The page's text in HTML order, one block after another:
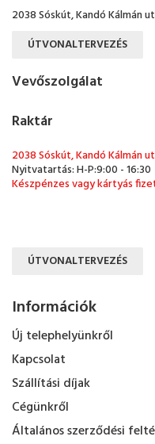
2038 Sóskút, Kandó Kálmán
ÚTVONALTERVEZÉS
Vevőszolgálat
Raktár
2038 Sóskút, Kandó Kálmán
Nyitvatartás: H-P:9:00 - 16:30
Készpénzes vagy kártyás
ÚTVONALTERVEZÉS
Információk
Új telephelyünkről
Kapcsolat
Szállítási díjak
Cégünkről
Általános szerződési